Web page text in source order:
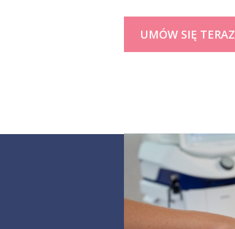
UMÓW SIĘ TERAZ